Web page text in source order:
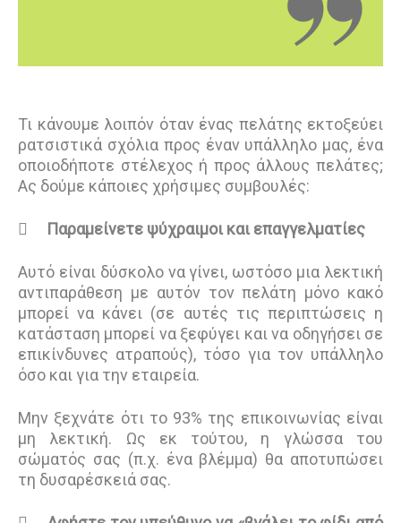
Τι κάνουμε λοιπόν όταν ένας πελάτης εκτοξεύει
ρατσιστικά σχόλια προς έναν υπάλληλο μας, ένα
οποιοδήποτε στέλεχος ή προς άλλους πελάτες;
Ας δούμε κάποιες χρήσιμες συμβουλές:
 Παραμείνετε ψύχραιμοι και επαγγελματίες
Αυτό είναι δύσκολο να γίνει, ωστόσο μια λεκτική
αντιπαράθεση με αυτόν τον πελάτη μόνο κακό
μπορεί να κάνει (σε αυτές τις περιπτώσεις η
κατάσταση μπορεί να ξεφύγει και να οδηγήσει σε
επικίνδυνες ατραπούς), τόσο για τον υπάλληλο
όσο και για την εταιρεία.
Μην ξεχνάτε ότι το 93% της επικοινωνίας είναι
μη λεκτική. Ως εκ τούτου, η γλώσσα του
σώματός σας (π.χ. ένα βλέμμα) θα αποτυπώσει
τη δυσαρέσκειά σας.